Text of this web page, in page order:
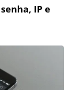
IP e